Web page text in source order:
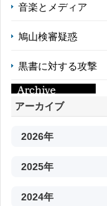
音楽とメディア
鳩山検審疑惑
黒書に対する攻撃
アーカイブ
2026年
2025年
2024年